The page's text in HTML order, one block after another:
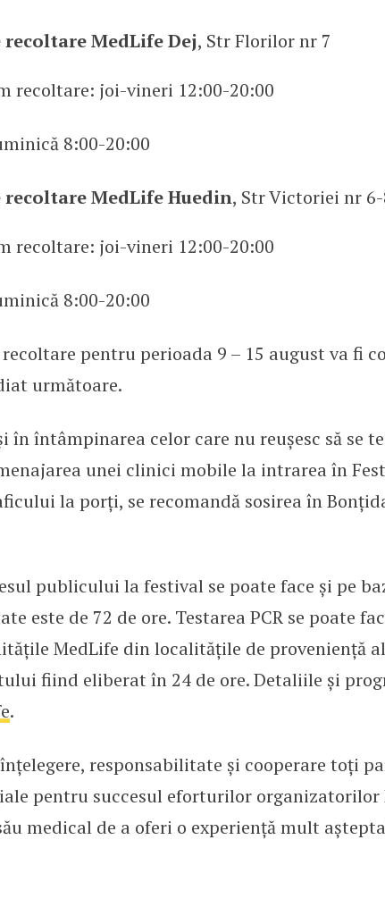
recoltare MedLife Dej, Str Florilor nr 7
recoltare: joi-vineri 12:00-20:00
8:00-20:00
recoltare MedLife Huedin, Str Victoriei nr
recoltare: joi-vineri 12:00-20:00
8:00-20:00
pentru perioada 9 – 15 august va fi
următoare.
în întâmpinarea celor care nu reușesc să se
unei clinici mobile la intrarea în
la porți, se recomandă sosirea în
publicului la festival se poate face și pe
este de 72 de ore. Testarea PCR se poate
MedLife din localitățile de proveniență
fiind eliberat în 24 de ore. Detaliile și
.
responsabilitate și cooperare toți
pentru succesul eforturilor organizatorilor
medical de a oferi o experiență mult